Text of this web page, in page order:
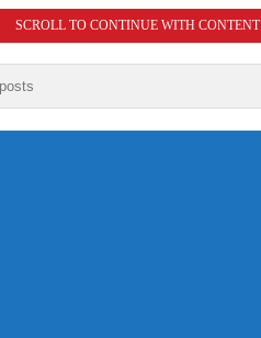
SCROLL TO CONTINUE WITH CONTENT